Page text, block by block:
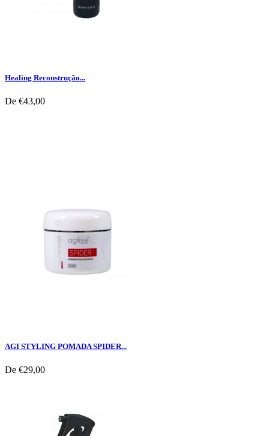
Healing Reconstrução...
De €43,00
AGI STYLING POMADA SPIDER...
De €29,00